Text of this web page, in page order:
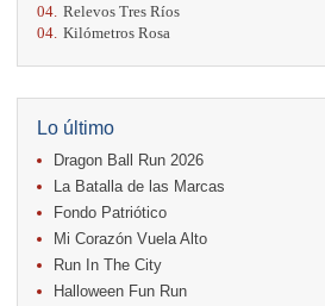
04. Relevos Tres Ríos
04. Kilómetros Rosa
18. Casa Turire Trail Run
18.
Warriors Run Circuit
18. Samsung Jacó Beach Half Marathon 2026
25. KRun by Under Armour
25. Run Alajuela
31.
Halloween Fun Run
Noviembre
08. Lindora Run
15. Entre Pan y Rosas
Lo último
Dragon Ball Run 2026
La Batalla de las Marcas
Fondo Patriótico
Mi Corazón Vuela Alto
Run In The City
Halloween Fun Run